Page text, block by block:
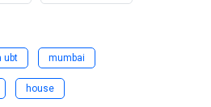
ubt mumbai
house